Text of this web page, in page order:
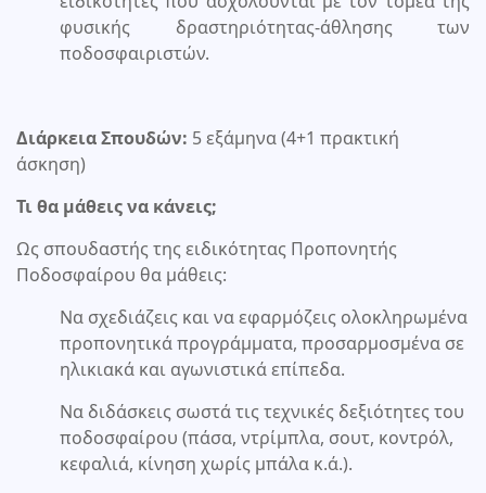
φυσικής δραστηριότητας-άθλησης των
ποδοσφαιριστών.
Διάρκεια Σπουδών: 5 εξάμηνα (4+1 πρακτική
άσκηση)
Τι θα μάθεις να κάνεις;
Ως σπουδαστής της ειδικότητας Προπονητής
Ποδοσφαίρου θα μάθεις:
Να σχεδιάζεις και να εφαρμόζεις ολοκληρωμένα
προπονητικά προγράμματα, προσαρμοσμένα σε
ηλικιακά και αγωνιστικά επίπεδα.
Να διδάσκεις σωστά τις τεχνικές δεξιότητες του
ποδοσφαίρου (πάσα, ντρίμπλα, σουτ, κοντρόλ,
κεφαλιά, κίνηση χωρίς μπάλα κ.ά.).